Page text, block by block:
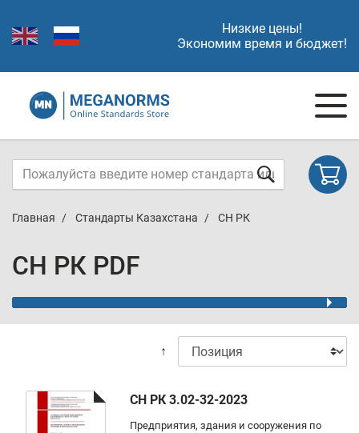
Низкие цены!
Экономим время и бюджет!
Главная Стандарты Казахстана СН РК
СН РК PDF
↑
СН РК 3.02-32-2023
Предприятия, здания и сооружения по